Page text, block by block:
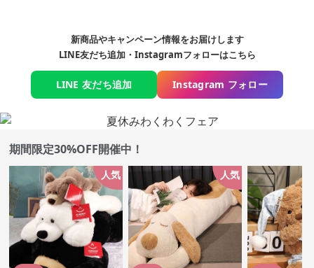
新商品やキャンペーン情報をお届けします
LINE友だち追加・Instagramフォローはこちら
LINE 友だち追加 Instagram フォロー
期間限定30%OFF開催中！
人気 人気